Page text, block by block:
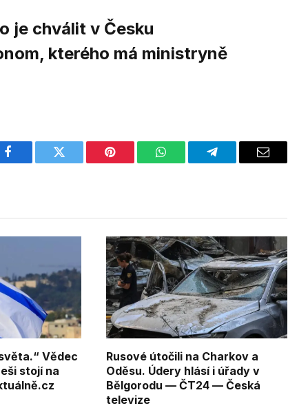
je chválit v Česku
kterého má ministryně
Facebook Twitter Pinterest WhatsAppTelegram Email
Vědec
stojí na
Rusové útočili na Charkov a
Oděsu. Údery hlásí i úřady v
Bělgorodu — ČT24 — Česká
televize